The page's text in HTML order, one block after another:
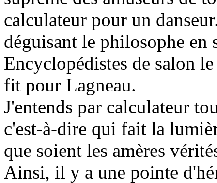
calculateur pour un
déguisant le philosophe
Encyclopédistes de salon
fit pour Lagneau.
J'entends par calculateur
c'est-à-dire qui fait la
que soient les amères
Ainsi, il y a une pointe